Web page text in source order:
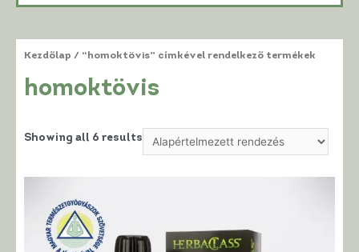
Kezdőlap / “homoktövis” címkével rendelkező termékek
homoktövis
Showing all 6 results